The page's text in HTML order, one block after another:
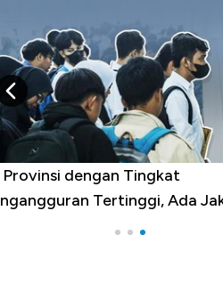
Provinsi dengan Tingkat
Tertinggi, Ada